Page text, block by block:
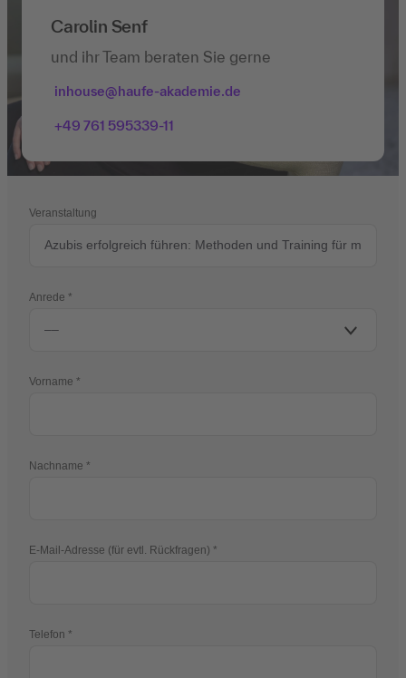
Carolin Senf
und ihr Team beraten Sie gerne
inhouse@haufe-akademie.de
+49 761 595339-11
Veranstaltung
Anrede
Vorname
Nachname
E-Mail-Adresse (für evtl. Rückfragen)
Telefon